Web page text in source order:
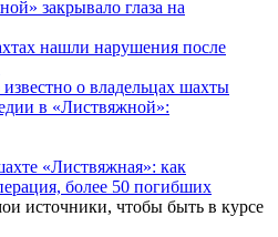
закрывало глаза на
нашли нарушения после
о владельцах шахты
в «Листвяжной»:
«Листвяжная»: как
более 50 погибших
источники, чтобы быть в курсе